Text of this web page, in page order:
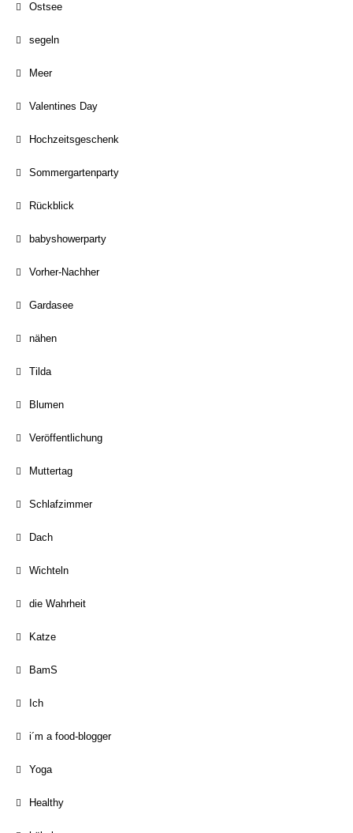
Ostsee
segeln
Meer
Valentines Day
Hochzeitsgeschenk
Sommergartenparty
Rückblick
babyshowerparty
Vorher-Nachher
Gardasee
nähen
Tilda
Blumen
Veröffentlichung
Muttertag
Schlafzimmer
Dach
Wichteln
die Wahrheit
Katze
BamS
Ich
i´m a food-blogger
Yoga
Healthy